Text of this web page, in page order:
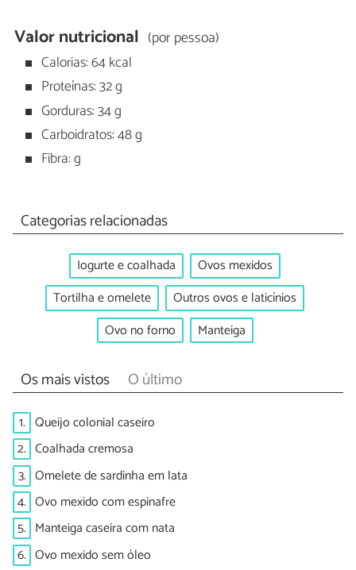
Valor nutricional (por pessoa)
Calorias: 64 kcal
Proteínas: 32 g
Gorduras: 34 g
Carboidratos: 48 g
Fibra: g
Categorias relacionadas
Iogurte e coalhada
Ovos mexidos
Tortilha e omelete
Outros ovos e laticínios
Ovo no forno
Manteiga
Os mais vistos O último
1. Queijo colonial caseiro
2. Coalhada cremosa
3. Omelete de sardinha em lata
4. Ovo mexido com espinafre
5. Manteiga caseira com nata
6. Ovo mexido sem óleo